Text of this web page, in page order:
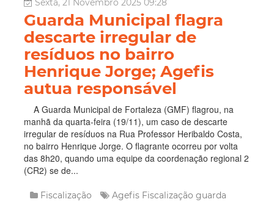
Sexta, 21 Novembro 2025 09:28
Guarda Municipal flagra
descarte irregular de
resíduos no bairro
Henrique Jorge; Agefis
autua responsável
A Guarda Municipal de Fortaleza (GMF) flagrou, na
manhã da quarta-feira (19/11), um caso de descarte
irregular de resíduos na Rua Professor Heribaldo Costa,
no bairro Henrique Jorge. O flagrante ocorreu por volta
das 8h20, quando uma equipe da coordenação regional 2
(CR2) se de...
Fiscalização Agefis Fiscalização guarda